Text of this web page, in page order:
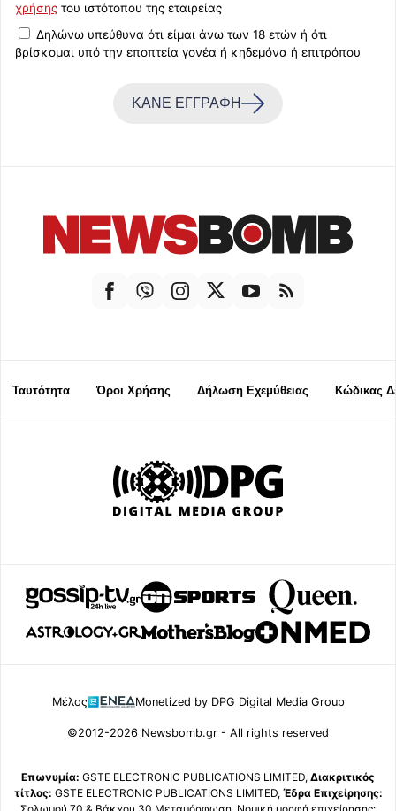
χρήσης του ιστότοπου της εταιρείας
Δηλώνω υπεύθυνα ότι είμαι άνω των 18 ετών ή ότι
βρίσκομαι υπό την εποπτεία γονέα ή κηδεμόνα ή επιτρόπου
ΚΑΝΕ ΕΓΓΡΑΦΗ
Ταυτότητα Όροι Χρήσης Δήλωση Εχεμύθειας Κώδικας
Μέλος Monetized by DPG Digital Media Group
©2012-2026 Newsbomb.gr - All rights reserved
Επωνυμία: GSTE ELECTRONIC PUBLICATIONS LIMITED, Διακριτικός
τίτλος: GSTE ELECTRONIC PUBLICATIONS LIMITED, Έδρα Επιχείρησης: